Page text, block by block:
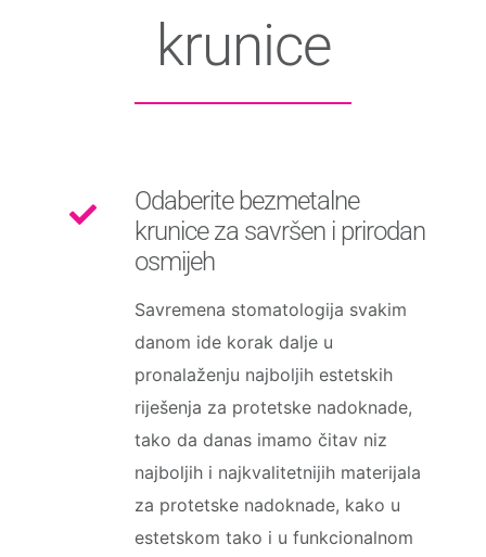
krunice
Odaberite bezmetalne
krunice za savršen i prirodan
osmijeh
Savremena stomatologija svakim
danom ide korak dalje u
pronalaženju najboljih estetskih
riješenja za protetske nadoknade,
tako da danas imamo čitav niz
najboljih i najkvalitetnijih materijala
za protetske nadoknade, kako u
estetskom tako i u funkcionalnom